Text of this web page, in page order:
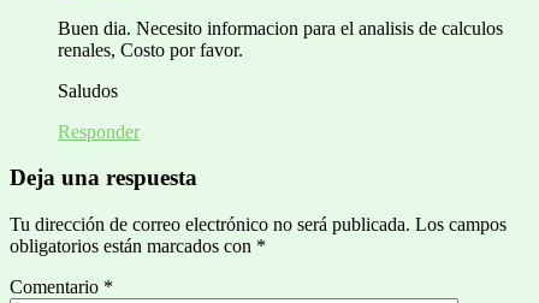
Buen dia. Necesito informacion para el analisis de calculos
renales, Costo por favor.
Saludos
Responder
Deja una respuesta
Tu dirección de correo electrónico no será publicada. Los campos
obligatorios están marcados con *
Comentario *